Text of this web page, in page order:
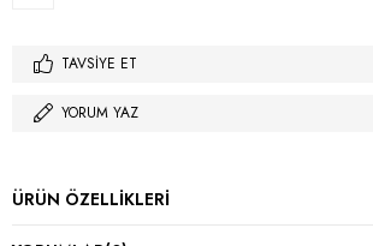
TAVSIYE ET
YORUM YAZ
ÜRÜN ÖZELLIKLERI